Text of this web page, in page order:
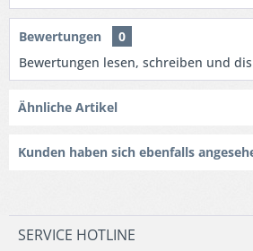
Bewertungen
0
Bewertungen lesen, schreiben und
Ähnliche Artikel
Kunden haben sich ebenfalls
SERVICE HOTLINE